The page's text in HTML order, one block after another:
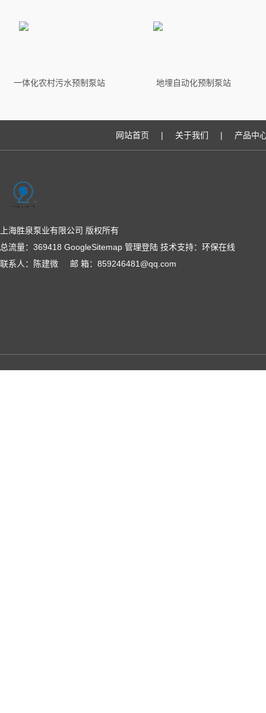
一体化农村污水预制泵站 地埋自动化预制泵站
网站首页 | 关于我们 | 产品中
上海胜泉泵业有限公司 版权所有
总流量：369418 GoogleSitemap 管理登陆 技术支持： 环保在线
联系人：陈建微 邮 箱：859246481@qq.com